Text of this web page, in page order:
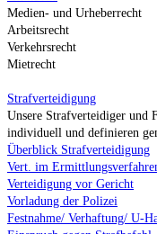
Medien- und Urheberrecht
Arbeitsrecht
Verkehrsrecht
Mietrecht
Strafverteidigung
Unsere Strafverteidiger und
individuell und definieren
Überblick Strafverteidigung
Vert. im
Verteidigung vor Gericht
Vorladung der Polizei
Festnahme/ Verhaftung/ U-